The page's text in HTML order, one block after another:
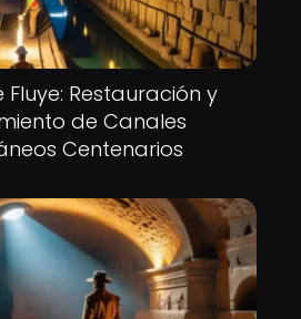
Fluye: Restauración y
de Canales
Centenarios